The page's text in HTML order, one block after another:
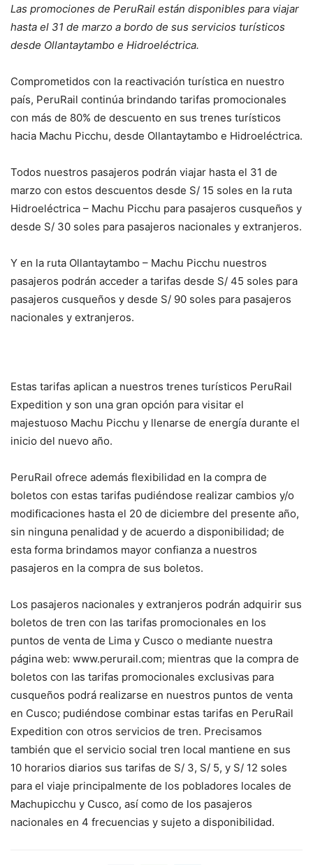
Las promociones de PeruRail están disponibles para viajar
hasta el 31 de marzo a bordo de sus servicios turísticos
desde Ollantaytambo e Hidroeléctrica.
Comprometidos con la reactivación turística en nuestro
país, PeruRail continúa brindando tarifas promocionales
con más de 80% de descuento en sus trenes turísticos
hacia Machu Picchu, desde Ollantaytambo e Hidroeléctrica.
Todos nuestros pasajeros podrán viajar hasta el 31 de
marzo con estos descuentos desde S/ 15 soles en la ruta
Hidroeléctrica – Machu Picchu para pasajeros cusqueños y
desde S/ 30 soles para pasajeros nacionales y extranjeros.
Y en la ruta Ollantaytambo – Machu Picchu nuestros
pasajeros podrán acceder a tarifas desde S/ 45 soles para
pasajeros cusqueños y desde S/ 90 soles para pasajeros
nacionales y extranjeros.
Estas tarifas aplican a nuestros trenes turísticos PeruRail
Expedition y son una gran opción para visitar el
majestuoso Machu Picchu y llenarse de energía durante el
inicio del nuevo año.
PeruRail ofrece además flexibilidad en la compra de
boletos con estas tarifas pudiéndose realizar cambios y/o
modificaciones hasta el 20 de diciembre del presente año,
sin ninguna penalidad y de acuerdo a disponibilidad; de
esta forma brindamos mayor confianza a nuestros
pasajeros en la compra de sus boletos.
Los pasajeros nacionales y extranjeros podrán adquirir sus
boletos de tren con las tarifas promocionales en los
puntos de venta de Lima y Cusco o mediante nuestra
página web: www.perurail.com; mientras que la compra de
boletos con las tarifas promocionales exclusivas para
cusqueños podrá realizarse en nuestros puntos de venta
en Cusco; pudiéndose combinar estas tarifas en PeruRail
Expedition con otros servicios de tren. Precisamos
también que el servicio social tren local mantiene en sus
10 horarios diarios sus tarifas de S/ 3, S/ 5, y S/ 12 soles
para el viaje principalmente de los pobladores locales de
Machupicchu y Cusco, así como de los pasajeros
nacionales en 4 frecuencias y sujeto a disponibilidad.